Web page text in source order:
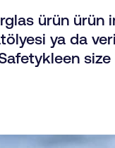
ürün
ya da